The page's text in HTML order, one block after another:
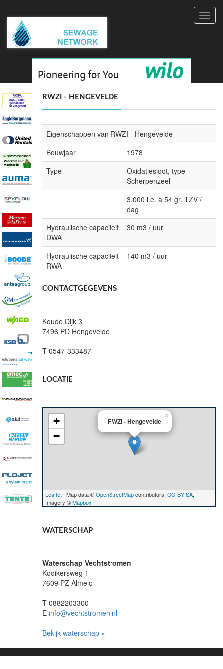
RWZI - HENGEVELDE
Eigenschappen van RWZI - Hengevelde
Bouwjaar
1978
Type
Oxidatiesloot, type
Scherpenzeel
3.000 i.e. à 54 gr. TZV /
dag
Hydraulische capaciteit
DWA
30 m3 / uur
Hydraulische capaciteit
RWA
140 m3 / uur
CONTACTGEGEVENS
Koude Dijk 3
7496 PD Hengevelde
T 0547-333487
LOCATIE
RWZI - Hengevelde
×
+
−
Leaflet | Map data ©OpenStreetMapcontributors, CC-BY-SA,
Imagery ©Mapbox
WATERSCHAP
Waterschap Vechtstromen
Kooikersweg 1
7609 PZ Almelo
T 0882203300
E info@vechtstromen.nl
Bekijk waterschap »